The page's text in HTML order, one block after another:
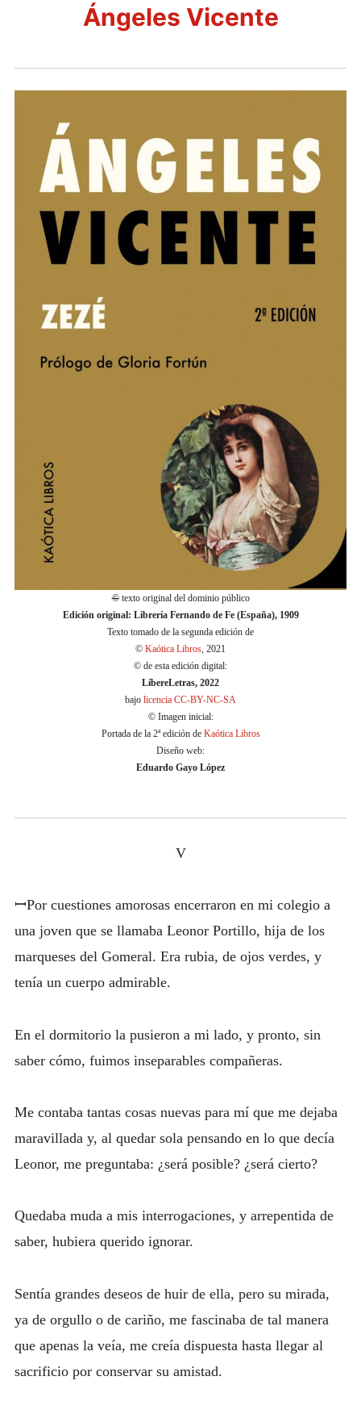
Ángeles Vicente
©texto original del dominio público
Edición original: Librería Fernando de Fe (España), 1909
Texto tomado de la segunda edición de
© Kaótica Libros, 2021
© de esta edición digital:
LíbereLetras, 2022
bajo licencia CC-BY-NC-SA
© Imagen inicial:
Portada de la 2ª edición de Kaótica Libros
Diseño web:
Eduardo Gayo López
V
ꟷPor cuestiones amorosas encerraron en mi colegio a
una joven que se llamaba Leonor Portillo, hija de los
marqueses del Gomeral. Era rubia, de ojos verdes, y
tenía un cuerpo admirable.
En el dormitorio la pusieron a mi lado, y pronto, sin
saber cómo, fuimos inseparables compañeras.
Me contaba tantas cosas nuevas para mí que me dejaba
maravillada y, al quedar sola pensando en lo que decía
Leonor, me preguntaba: ¿será posible? ¿será cierto?
Quedaba muda a mis interrogaciones, y arrepentida de
saber, hubiera querido ignorar.
Sentía grandes deseos de huir de ella, pero su mirada,
ya de orgullo o de cariño, me fascinaba de tal manera
que apenas la veía, me creía dispuesta hasta llegar al
sacrificio por conservar su amistad.